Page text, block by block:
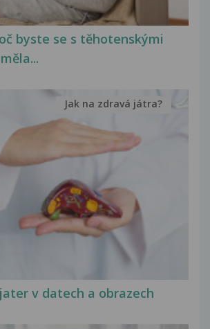
byste se s těhotenskými
v datech a obrazech
Jak na zdravá játra?